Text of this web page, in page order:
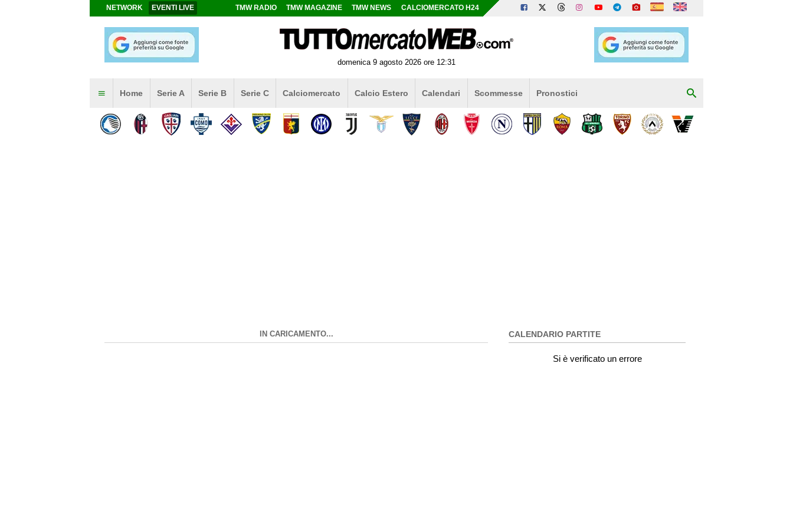
NETWORK EVENTI LIVE TMW RADIO TMW MAGAZINE TMW NEWS CALCIOMERCATO H24
domenica 9 agosto 2026 ore 12:31
Home Serie A Serie B Serie C Calciomercato Calcio Estero Calendari Scommesse Pronostici
IN CARICAMENTO... CALENDARIO PARTITE
Si è verificato un errore